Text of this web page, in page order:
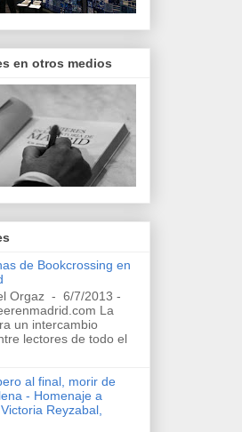
en otros medios
de Bookcrossing en
Orgaz - 6/7/2013 -
La
un intercambio
lectores de todo el
al final, morir de
- Homenaje a
Reyzabal,